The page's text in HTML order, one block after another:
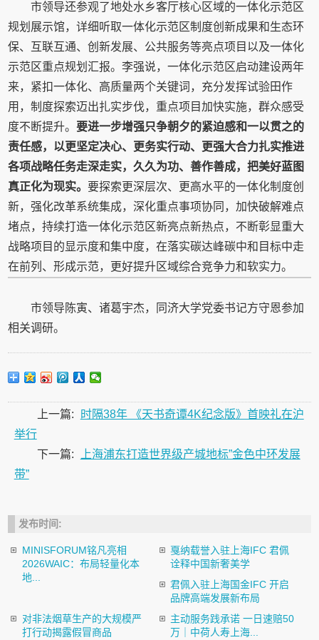
市领导还参观了地处水乡客厅核心区域的一体化示范区
规划展示馆，详细听取一体化示范区制度创新成果和生态环
保、互联互通、创新发展、公共服务等亮点项目以及一体化
示范区重点规划汇报。李强说，一体化示范区启动建设两年
来，紧扣一体化、高质量两个关键词，充分发挥试验田作
用，制度探索迈出扎实步伐，重点项目加快实施，群众感受
度不断提升。要进一步增强只争朝夕的紧迫感和一以贯之的
责任感，以更坚定决心、更务实行动、更强大合力扎实推进
各项战略任务走深走实，久久为功、善作善成，把美好蓝图
真正化为现实。要探索更深层次、更高水平的一体化制度创
新，强化改革系统集成，深化重点事项协同，加快破解难点
堵点，持续打造一体化示范区新亮点新热点，不断彰显重大
战略项目的显示度和集中度，在落实碳达峰碳中和目标中走
在前列、形成示范，更好提升区域综合竞争力和软实力。
市领导陈寅、诸葛宇杰，同济大学党委书记方守恩参加
相关调研。
上一篇:
时隔38年 《天书奇谭4K纪念版》首映礼在沪
举行
下一篇:
上海浦东打造世界级产城地标”金色中环发展
带”
发布时间:
MINISFORUM铭凡亮相
2026WAIC：布局轻量化本
地...
戛纳载誉入驻上海IFC 君佩
诠释中国新奢美学
君佩入驻上海国金IFC 开启
品牌高端发展新布局
对非法烟草生产的大规模严
打行动揭露假冒商品
主动服务践承诺 一日速赔50
万｜中荷人寿上海...